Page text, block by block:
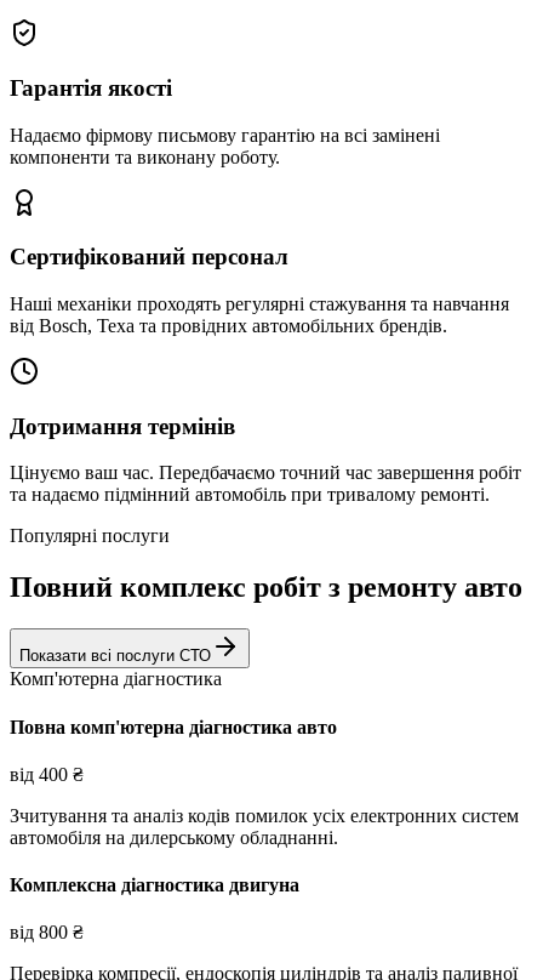
Гарантія якості
Надаємо фірмову письмову гарантію на всі замінені
компоненти та виконану роботу.
Сертифікований персонал
Наші механіки проходять регулярні стажування та навчання
від Bosch, Texa та провідних автомобільних брендів.
Дотримання термінів
Цінуємо ваш час. Передбачаємо точний час завершення робіт
та надаємо підмінний автомобіль при тривалому ремонті.
Популярні послуги
Повний комплекс робіт з ремонту авто
Показати всі послуги СТО
Комп'ютерна діагностика
Повна комп'ютерна діагностика авто
від 400 ₴
Зчитування та аналіз кодів помилок усіх електронних систем
автомобіля на дилерському обладнанні.
Комплексна діагностика двигуна
від 800 ₴
Перевірка компресії, ендоскопія циліндрів та аналіз паливної